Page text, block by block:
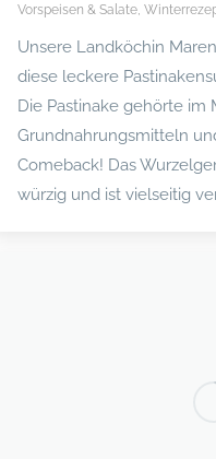
Vorspeisen & Salate,
Unsere Landköchin
diese leckere
Die Pastinake gehörte im
Grundnahrungsmitteln
Comeback! Das
würzig und ist vielseitig